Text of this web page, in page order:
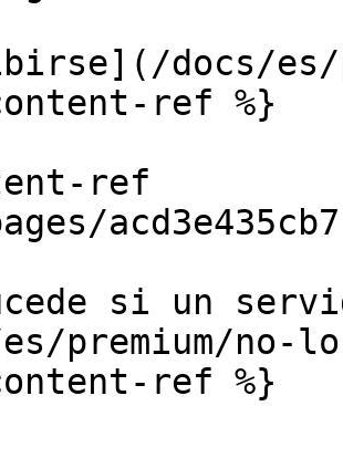
docs/es/
ref %}
ref
si un
premium/no-
ref %}